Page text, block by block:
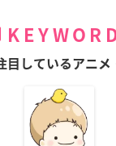
目しているアニメ